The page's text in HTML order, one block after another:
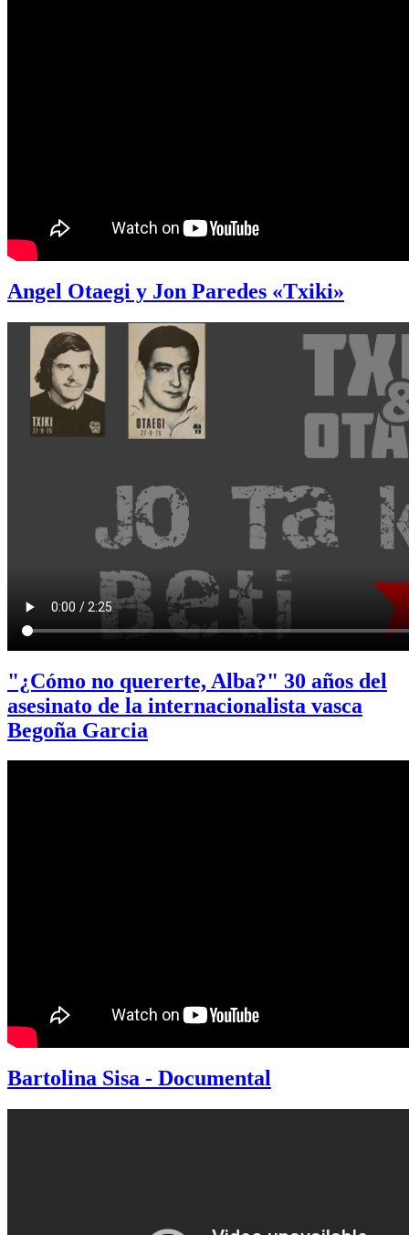
Angel Otaegi y Jon Paredes «Txiki»
"¿Cómo no quererte, Alba?" 30 años del
asesinato de la internacionalista vasca
Begoña Garcia
Bartolina Sisa - Documental